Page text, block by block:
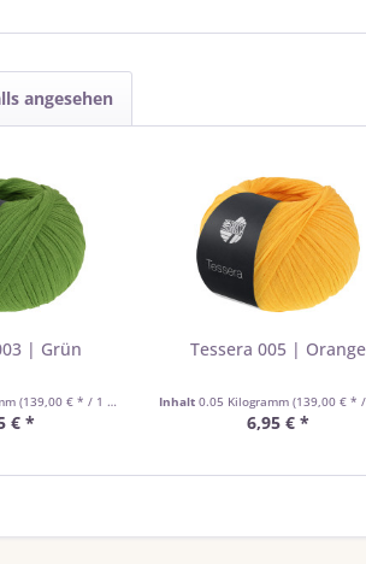
angesehen
| Grün
(139,00 € * / 1 Kilogramm)
€ *
Tessera 005 | Orange
Inhalt0.05 Kilogramm(139,00 € * / 1
6,95 € *